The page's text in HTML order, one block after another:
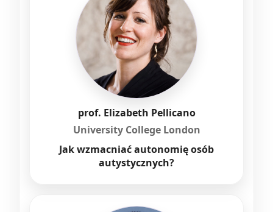
prof. Elizabeth Pellicano
University College London
Jak wzmacniać autonomię osób
autystycznych?